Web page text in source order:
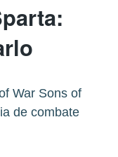
War Sons of
de combate